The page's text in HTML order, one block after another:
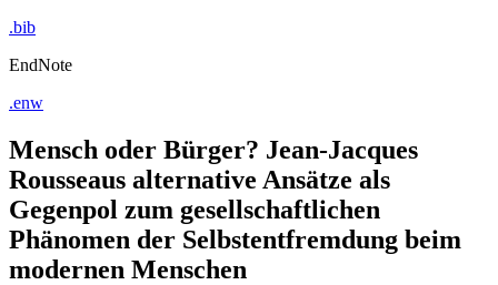
.bib
EndNote
.enw
Mensch oder Bürger? Jean-Jacques
Rousseaus alternative Ansätze als
Gegenpol zum gesellschaftlichen
Phänomen der Selbstentfremdung beim
modernen Menschen